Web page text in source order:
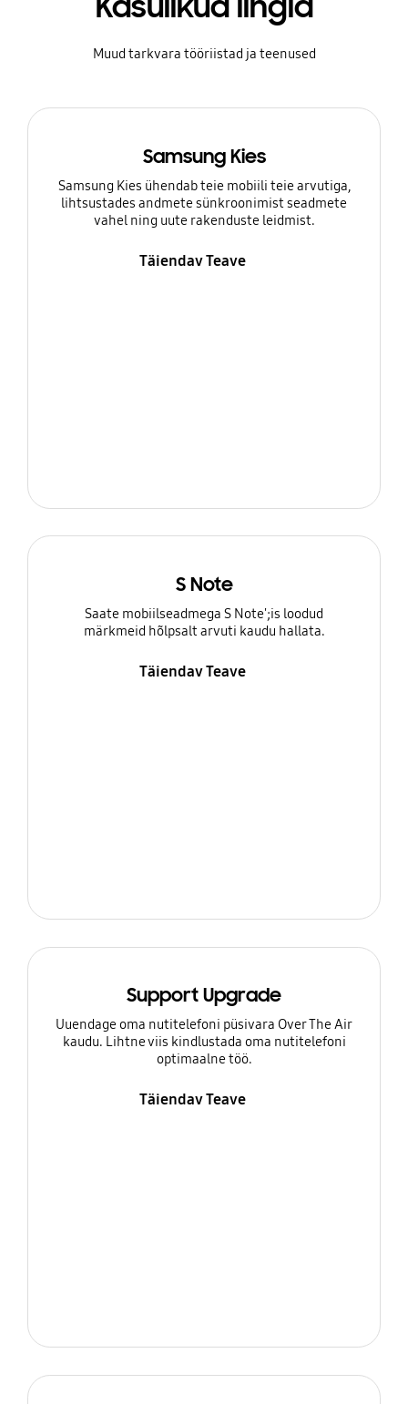
Muud tarkvara tööriistad ja teenused
Samsung Kies
Samsung Kies ühendab teie mobiili teie arvutiga,
lihtsustades andmete sünkroonimist seadmete
vahel ning uute rakenduste leidmist.
Täiendav Teave
S Note
Saate mobiilseadmega S Note';is loodud
märkmeid hõlpsalt arvuti kaudu hallata.
Täiendav Teave
Support Upgrade
Uuendage oma nutitelefoni püsivara Over The Air
kaudu. Lihtne viis kindlustada oma nutitelefoni
optimaalne töö.
Täiendav Teave